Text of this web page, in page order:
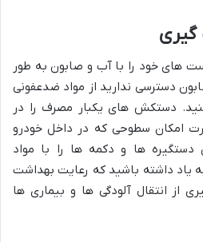
های خود را با آب و صابون به طور
دسترسی ندارید از مواد ضدعفونی
دستکش های یکبار مصرف را در
امکان سطوحی که در داخل خودرو
دستگیره ها و دکمه ها را با مواد
یاد داشته باشید که رعایت بهداشت
از انتقال آلودگی ها و بیماری ها